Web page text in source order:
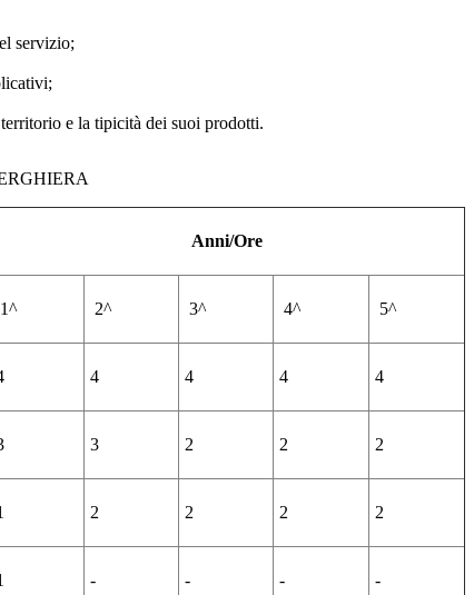
servizio;
e la tipicità dei suoi prodotti.
Anni/Ore
1^ 2^ 3^ 4^ 5^
4 4 4 4
3 2 2 2
2 2 2 2
- - - -